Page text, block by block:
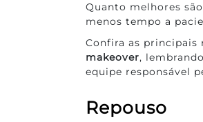
Quanto melhores
menos tempo a
Confira as principais
makeover,
equipe responsável
Repouso